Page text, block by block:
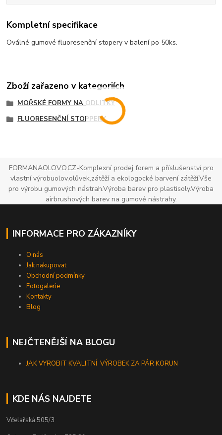
Kompletní specifikace
Oválné gumové fluoresenční stopery v balení po 50ks.
Zboží zařazeno v kategoriích
MOŘSKÉ FORMY NA ODLITKY
FLUORESENČNÍ STOPPERY
FORMANAOLOVO.CZ-Komplexní prodej forem a příslušenství pro
vlastní výrobuolov,olůvek,zátěží a ekologocké barvení zátěží.Vše
pro výrobu gumových nástrah.Výroba barev pro plastisoly.Výroba
airbrushových barev na gumové nástrahy.
INFORMACE PRO ZÁKAZNÍKY
O nás
Jak nakupovat
Obchodní podmínky
Fotogalerie
Kontakty
Blog
NEJČTENĚJŠÍ NA BLOGU
JAK VYROBIT KVALITNÍ VÝROBEK ZA PÁR KORUN
KDE NÁS NAJDETE
Včelařská 505/3